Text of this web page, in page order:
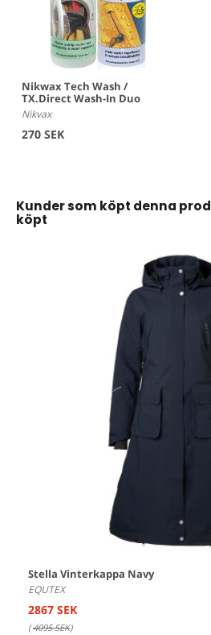
Nikwax Tech Wash /
TX.Direct Wash-In Duo
Nikvax
270 SEK
Kunder som köpt denna
köpt
Stella Vinterkappa Navy
EQUTEX
2867 SEK
(4095 SEK)